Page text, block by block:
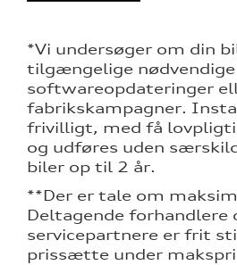
*Vi undersøger om din
tilgængelige nødvendige
softwareopdateringer
fabrikskampagner.
frivilligt, med få
og udføres uden
biler op til 2 år.
**Der er tale om
Deltagende forhandlere
servicepartnere er frit
prissætte under